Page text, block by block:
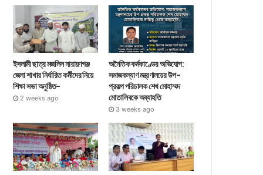
ইসলামী ছাত্র মজলিস নারায়ণগঞ্জ
জেলা শাখার নির্ধারিত কর্মীদের নিয়ে
শিক্ষা সভা অনুষ্ঠিত-
2 weeks ago
অনৈতিক কর্মকাণ্ডের অভিযোগ:
সমাজকল্যাণ মন্ত্রণালয়ের উপ-
প্রকল্প পরিচালক শেখ মোহাম্মদ
মোতালিবকে অব্যাহতি
3 weeks ago